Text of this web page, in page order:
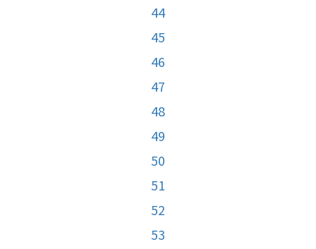
44
45
46
47
48
49
50
51
52
53